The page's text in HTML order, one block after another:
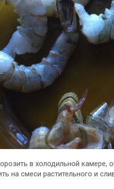
в холодильной камере,
на смеси растительного и